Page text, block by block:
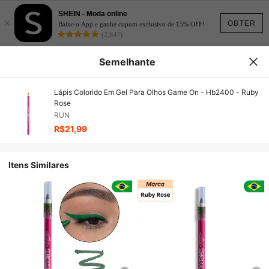
OBTER
×
SHEIN - Moda online
Baixe o App e ganhe cupom exclusivo de 15% OFF!
(2,847)
Semelhante
Lápis Colorido Em Gel Para Olhos Game On - Hb2400 - Ruby
Rose
RUN
R$21,99
Itens Similares